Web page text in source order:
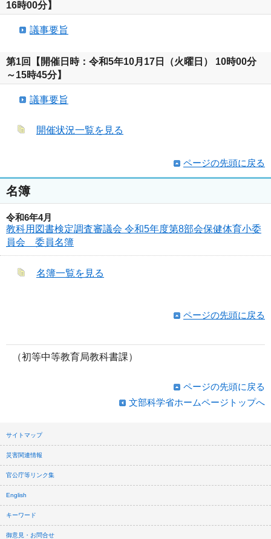
16時00分】
議事要旨
第1回【開催日時：令和5年10月17日（火曜日） 10時00分
～15時45分】
議事要旨
開催状況一覧を見る
ページの先頭に戻る
名簿
令和6年4月
教科用図書検定調査審議会 令和5年度第8部会保健体育小委
員会 委員名簿
名簿一覧を見る
ページの先頭に戻る
（初等中等教育局教科書課）
ページの先頭に戻る
文部科学省ホームページトップへ
サイトマップ
災害関連情報
官公庁等リンク集
English
キーワード
御意見・お問合せ